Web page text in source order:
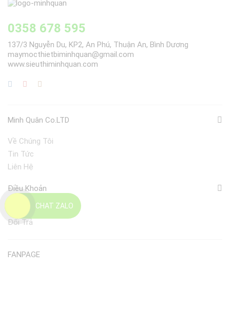
CHAT ZALO
0358 678 595
137/3 Nguyễn Du, KP2, An Phú, Thuận An, Bình Dương
maymocthietbiminhquan@gmail.com
www.sieuthiminhquan.com
Minh Quân Co.LTD
Về Chúng Tôi
Tin Tức
Liên Hệ
Điều Khoản
Giao Nhận
Đổi Trả
FANPAGE